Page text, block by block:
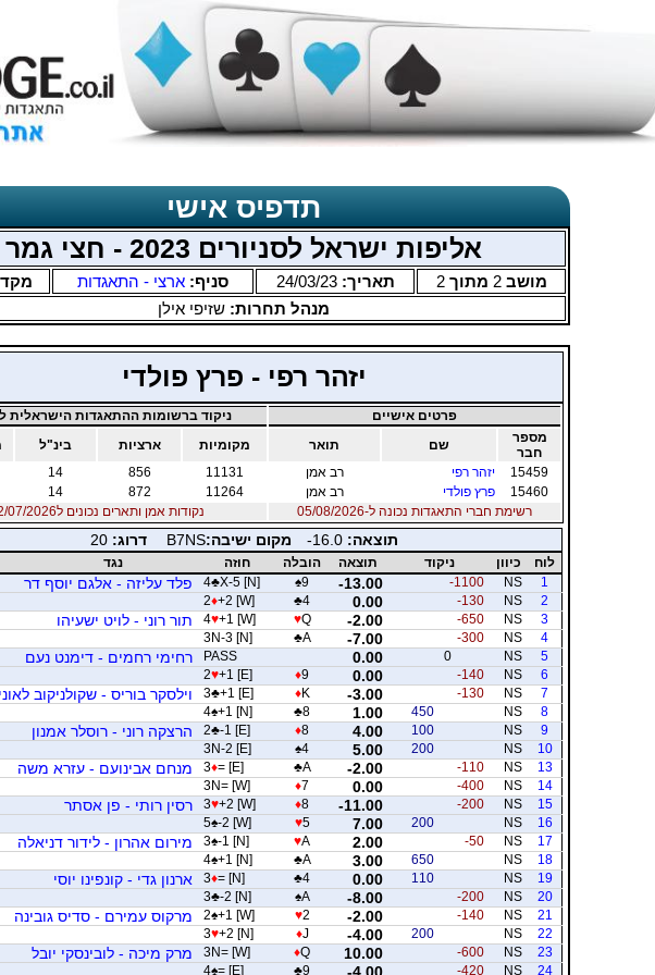
תדפיס אישי
אליפות ישראל לסניורים 2023 - חצי גמר
מושב2 מתוך2 תאריך:24/03/23 סניף: ארצי - התאגדות
מנהל תחרות: שזיפי אילן
יזהר רפי - פרץ פולדי
פרטים אישיים
ניקוד ברשומות ההתאגדות הישראלית
מספר
חבר
שם תואר מקומיות ארציות בינ"ל
15459
יזהר רפי רב אמן 11131
856
14
15460
פרץ פולדי רב אמן 11264
872
14
רשימת חברי התאגדות נכונה ל-05/08/2026
נקודות אמן ותארים נכונים ל12/07/2026
תוצאה:-16.0 מקום ישיבה:B7NS דרוג:20
לוח כיוון ניקוד תוצאה הובלה חוזה
נגד
1
NS
-1100
-13.00
♠9
4♣X-5 [N] פלד עליזה - אלגם יוסף דר
2
NS
-130
0.00
♣4
2♦+2 [W]
3
NS
-650
-2.00
♥Q
4♥+1 [W] תור רוני - לויט ישעיהו
4
NS
-300
-7.00
♣A
3N-3 [N]
5
NS
0
0.00
PASS רחימי רחמים - דימנט נעם
6
NS
-140
0.00
♦9
2♥+1 [E]
7
NS
-130
-3.00
♦K
3♣+1 [E] וילסקר בוריס - שקולניקוב
8
NS
450
1.00
♣8
4♠+1 [N]
9
NS
100
4.00
♦8
2♣-1 [E] הרצקה רוני - רוסלר אמנון
10
NS
200
5.00
♠4
3N-2 [E]
13
NS
-110
-2.00
♣A
3♦= [E] מנחם אבינועם - עזרא משה
14
NS
-400
0.00
♦7
3N= [W]
15
NS
-200
-11.00
♦8
3♥+2 [W] רסין רותי - פן אסתר
16
NS
200
7.00
♥5
5♠-2 [W]
17
NS
-50
2.00
♥A
3♠-1 [N] מירום אהרון - לידור דניאלה
18
NS
650
3.00
♣A
4♠+1 [N]
19
NS
110
0.00
♣4
3♦= [N] ארנון גדי - קונפינו יוסי
20
NS
-200
-8.00
♠A
3♣-2 [N]
21
NS
-140
-2.00
♥2
2♠+1 [W] מרקוס עמירם - סדיס גובינה
22
NS
200
-4.00
♦J
3♥+2 [N]
23
NS
-600
10.00
♦Q
3N= [W] מרק מיכה - לובינסקי יובל
24
NS
-420
-4.00
♣9
4♠= [E]